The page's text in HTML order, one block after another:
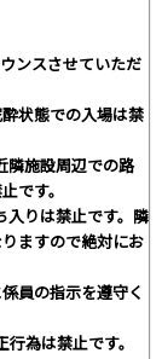
ンスさせていただ
状態での入場は禁
隣施設周辺での路
です。
入りは禁止です。隣
ますので絶対にお
員の指示を遵守く
為は禁止です。